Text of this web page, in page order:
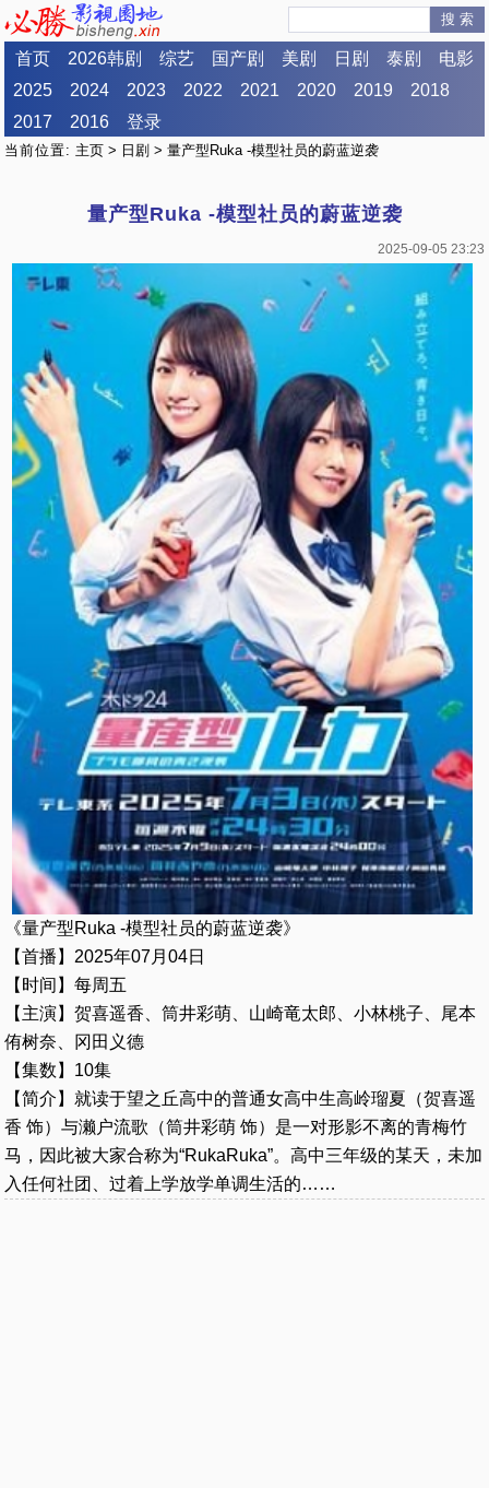
搜 索
首页 2026韩剧 综艺 国产剧 美剧 日剧 泰剧
电影
2025
2024 2023 2022 2021 2020 2019
2018
2017
2016 登录
当前位置: 主页 > 日剧 > 量产型Ruka -模型社员的蔚蓝逆袭
量产型Ruka -模型社员的蔚蓝逆袭
2025-09-05 23:23
《量产型Ruka -模型社员的蔚蓝逆袭》
【首播】2025年07月04日
【时间】每周五
【主演】贺喜遥香、筒井彩萌、山崎竜太郎、小林桃子、尾本
侑树奈、冈田义德
【集数】10集
【简介】就读于望之丘高中的普通女高中生高岭瑠夏（贺喜遥
香 饰）与濑户流歌（筒井彩萌 饰）是一对形影不离的青梅竹
马，因此被大家合称为“RukaRuka”。高中三年级的某天，未加
入任何社团、过着上学放学单调生活的……